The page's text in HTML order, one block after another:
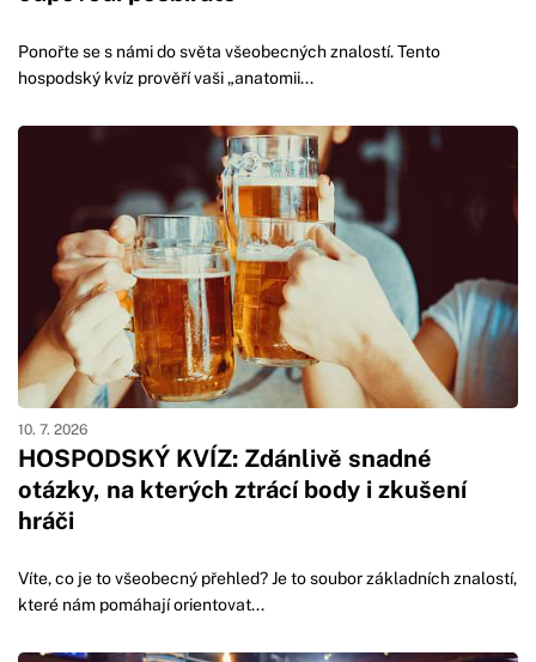
Ponořte se s námi do světa všeobecných znalostí. Tento
hospodský kvíz prověří vaši „anatomii...
HOSPODSKÝ KVÍZ: Zdánlivě snadné
otázky, na kterých ztrácí body i zkušení
hráči
10. 7. 2026
Víte, co je to všeobecný přehled? Je to soubor základních znalostí,
které nám pomáhají orientovat...